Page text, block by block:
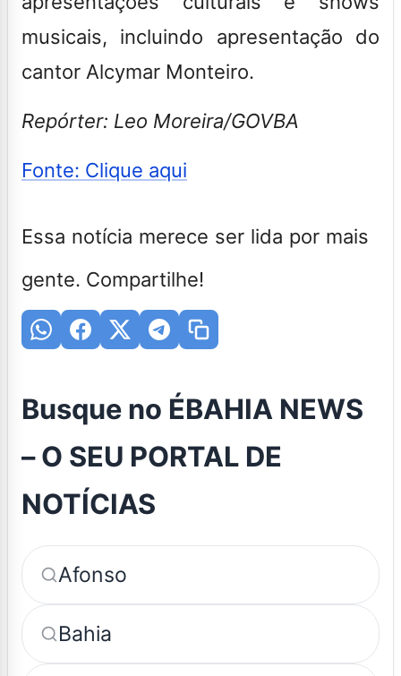
musicais, incluindo apresentação do
cantor Alcymar Monteiro.
Repórter: Leo Moreira/GOVBA
Fonte: Clique aqui
Essa notícia merece ser lida por mais
gente. Compartilhe!
Busque no ÉBAHIA NEWS
– O SEU PORTAL DE
NOTÍCIAS
Afonso
Bahia